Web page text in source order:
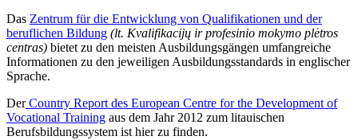
Das Zentrum für die Entwicklung von Qualifikationen und der
beruflichen Bildung (lt. Kvalifikacijų ir profesinio mokymo plėtros
centras) bietet zu den meisten Ausbildungsgängen umfangreiche
Informationen zu den jeweiligen Ausbildungsstandards in englischer
Sprache.
DerCountry Report des European Centre for the Development of
Vocational Training aus dem Jahr 2012 zum litauischen
Berufsbildungssystem ist hier zu finden.